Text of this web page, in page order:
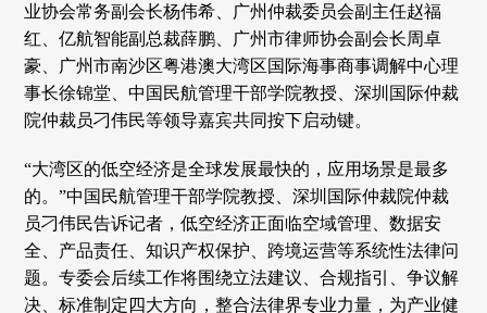
业协会常务副会长杨伟希、广州仲裁委员会副主任赵福
红、亿航智能副总裁薛鹏、广州市律师协会副会长周卓
豪、广州市南沙区粤港澳大湾区国际海事商事调解中心理
事长徐锦堂、中国民航管理干部学院教授、深圳国际仲裁
院仲裁员刁伟民等领导嘉宾共同按下启动键。
“大湾区的低空经济是全球发展最快的，应用场景是最多
的。”中国民航管理干部学院教授、深圳国际仲裁院仲裁
员刁伟民告诉记者，低空经济正面临空域管理、数据安
全、产品责任、知识产权保护、跨境运营等系统性法律问
题。专委会后续工作将围绕立法建议、合规指引、争议解
决、标准制定四大方向，整合法律界专业力量，为产业健